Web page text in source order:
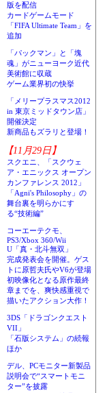
版を配信
カードゲームモード
「FIFA Ultimate Team」を
追加
「パックマン」と「塊
魂」がニューヨーク近代
美術館に収蔵
ゲーム業界初の快挙
「メリープラスマス2012
in 東京ミッドタウン店」
開催決定
新商品もズラリと登場！
【11月29日】
スクエニ、「スクウェ
ア・エニックス オープン
カンファレンス 2012」
「Agni's Philosophy」の
舞台裏を明らかにす
る“技術編”
コーエーテクモ、
PS3/Xbox 360/Wii
U「真・北斗無双」
完成発表会を開催。ゲス
トに原哲夫氏やV6が登場
初映像化となる原作最終
章までを、爽快感重視で
描いたアクション大作！
3DS「ドラゴンクエスト
VII」
「石版システム」の続報
ほか
デル、PCモニター新製品
説明会で“スマートモニ
ター”を披露